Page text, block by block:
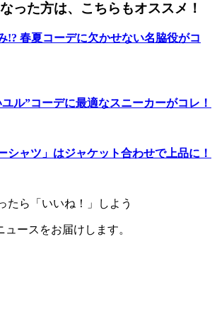
った方は、こちらもオススメ！
!? 春夏コーデに欠かせない名脇役がコ
ル”コーデに最適なスニーカーがコレ！
シャツ」はジャケット合わせで上品に！
たら「いいね！」しよう
ュースをお届けします。